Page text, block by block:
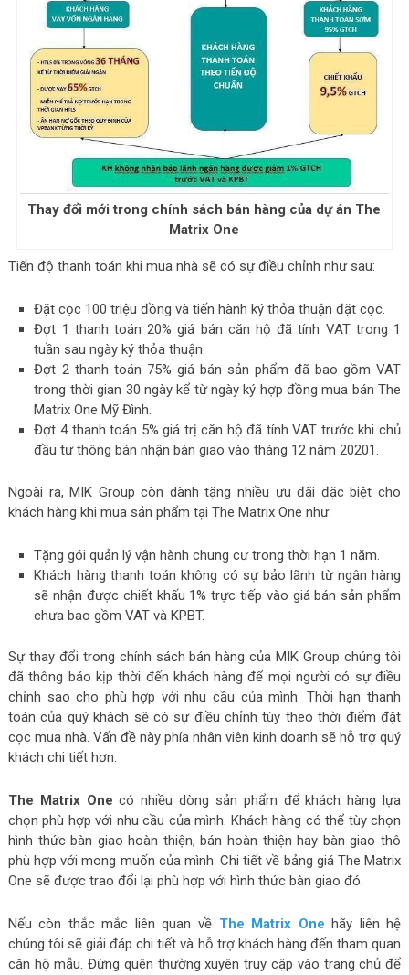
Thay đổi mới trong chính sách bán hàng của dự án The
Matrix One
Tiến độ thanh toán khi mua nhà sẽ có sự điều chỉnh như sau:
Đặt cọc 100 triệu đồng và tiến hành ký thỏa thuận đặt cọc.
Đợt 1 thanh toán 20% giá bán căn hộ đã tính VAT trong 1
tuần sau ngày ký thỏa thuận.
Đợt 2 thanh toán 75% giá bán sản phẩm đã bao gồm VAT
trong thời gian 30 ngày kể từ ngày ký hợp đồng mua bán The
Matrix One Mỹ Đình.
Đợt 4 thanh toán 5% giá trị căn hộ đã tính VAT trước khi chủ
đầu tư thông bán nhận bàn giao vào tháng 12 năm 20201.
Ngoài ra, MIK Group còn dành tặng nhiều ưu đãi đặc biệt cho
khách hàng khi mua sản phẩm tại The Matrix One như:
Tặng gói quản lý vận hành chung cư trong thời hạn 1 năm.
Khách hàng thanh toán không có sự bảo lãnh từ ngân hàng
sẽ nhận được chiết khấu 1% trực tiếp vào giá bán sản phẩm
chưa bao gồm VAT và KPBT.
Sự thay đổi trong chính sách bán hàng của MIK Group chúng tôi
đã thông báo kịp thời đến khách hàng để mọi người có sự điều
chỉnh sao cho phù hợp với nhu cầu của mình. Thời hạn thanh
toán của quý khách sẽ có sự điều chỉnh tùy theo thời điểm đặt
cọc mua nhà. Vấn đề này phía nhân viên kinh doanh sẽ hỗ trợ quý
khách chi tiết hơn.
The Matrix One có nhiều dòng sản phẩm để khách hàng lựa
chọn phù hợp với nhu cầu của mình. Khách hàng có thể tùy chọn
hình thức bàn giao hoàn thiện, bán hoàn thiện hay bàn giao thô
phù hợp với mong muốn của mình. Chi tiết về bảng giá The Matrix
One sẽ được trao đổi lại phù hợp với hình thức bàn giao đó.
Nếu còn thắc mắc liên quan về The Matrix One hãy liên hệ
chúng tôi sẽ giải đáp chi tiết và hỗ trợ khách hàng đến tham quan
căn hộ mẫu. Đừng quên thường xuyên truy cập vào trang chủ để